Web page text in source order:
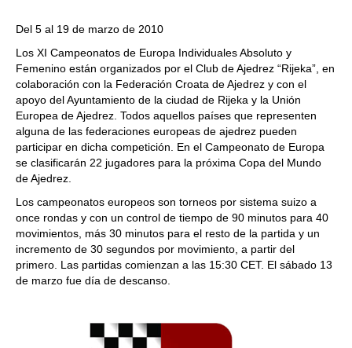
Del 5 al 19 de marzo de 2010
Los XI Campeonatos de Europa Individuales Absoluto y
Femenino están organizados por el Club de Ajedrez “Rijeka”, en
colaboración con la Federación Croata de Ajedrez y con el
apoyo del Ayuntamiento de la ciudad de Rijeka y la Unión
Europea de Ajedrez. Todos aquellos países que representen
alguna de las federaciones europeas de ajedrez pueden
participar en dicha competición. En el Campeonato de Europa
se clasificarán 22 jugadores para la próxima Copa del Mundo
de Ajedrez.
Los campeonatos europeos son torneos por sistema suizo a
once rondas y con un control de tiempo de 90 minutos para 40
movimientos, más 30 minutos para el resto de la partida y un
incremento de 30 segundos por movimiento, a partir del
primero. Las partidas comienzan a las 15:30 CET. El sábado 13
de marzo fue día de descanso.